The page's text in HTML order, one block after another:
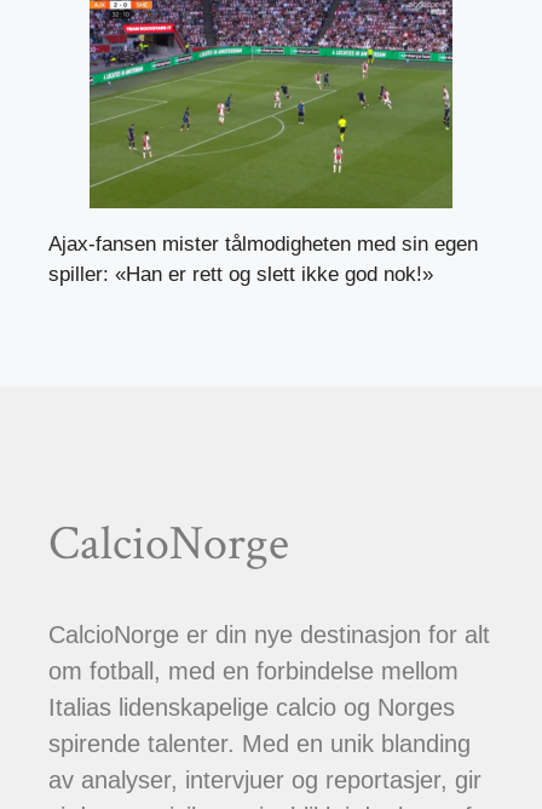
Ajax-fansen mister tålmodigheten med sin egen
spiller: «Han er rett og slett ikke god nok!»
CalcioNorge
CalcioNorge er din nye destinasjon for alt
om fotball, med en forbindelse mellom
Italias lidenskapelige calcio og Norges
spirende talenter. Med en unik blanding
av analyser, intervjuer og reportasjer, gir